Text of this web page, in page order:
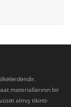
materiallarının bir
almış tikinti-